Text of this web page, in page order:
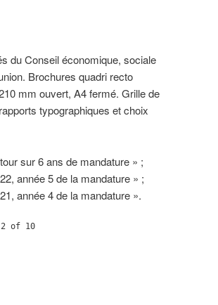
du Conseil économique, sociale
Brochures quadri recto
mm ouvert, A4 fermé. Grille de
typographiques et choix
sur 6 ans de mandature » ;
année 5 de la mandature » ;
année 4 de la mandature ».
2 of 10